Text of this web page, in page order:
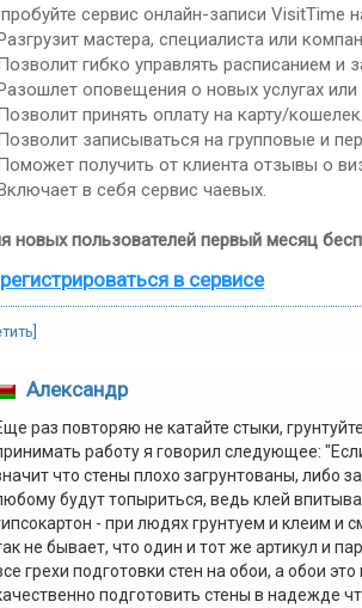
сервис онлайн-записи VisitTime
мастера, специалиста или
гибко управлять расписанием и
оповещения о новых услугах или
принять оплату на карту/
записываться на групповые и
получить от клиента отзывы о
в себя сервис чаевых.
новых пользователей первый месяц
в сервисе
Александр
раз повторяю не катайте стыки,
работу я говорил следующее:
что стены плохо загрунтованы, либо
будут топыриться, ведь клей
- при людях грунтуем и клеим и
не бывает, что один и тот же артикул и
грехи подготовки стен на обои, а обои
подготовить стены в надежде